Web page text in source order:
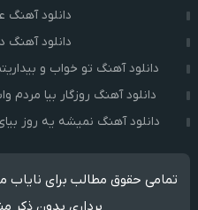
دانلود آهنگ
دانلود آهنگ
دانلود آهنگ تو خواب و
دانلود آهنگ روزگار بیا
دانلود آهنگ نمیشه یه روز
تمامی حقوق مطالب برای